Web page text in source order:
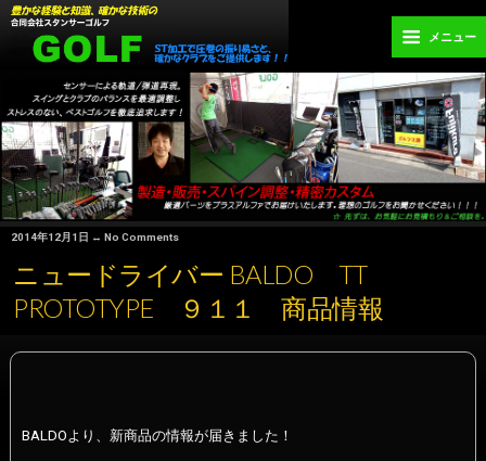
メニュー
2014年12月1日 ↔ No Comments
ニュードライバー BALDO TT
PROTOTYPE ９１１ 商品情報
BALDOより、新商品の情報が届きました！